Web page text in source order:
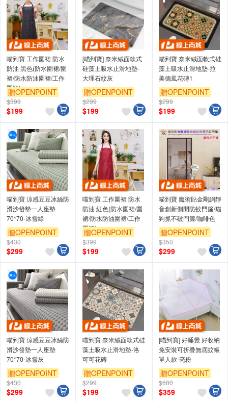
喵到寶 工作圍裙 防水
防油 黑色(防水圍裙/圍
裙/防水防油圍裙/工作
圍裙)
贈OPENPOINT
$399
$199
[喵到寶] 奈米絨面軟式
硅藻土吸水止滑地墊-
大理石紋灰
贈OPENPOINT
$299
$199
喵到寶 奈米絨面軟式硅
藻土吸水止滑地墊-拉
美德風花磚1
贈OPENPOINT
$299
$199
喵到寶 涼感豆豆冰絲防
滑沙發墊一人座墊
70*70-冰雪綠
贈OPENPOINT
$430
$299
喵到寶 工作圍裙 防水
防油 紅色(防水圍裙/圍
裙/防水防油圍裙/工作
圍裙)
贈OPENPOINT
$399
$199
喵到寶 魔術貼金剛網靜
音創新側開防蚊門簾/貓
狗抓不破門簾/咖啡色
贈OPENPOINT
$350
$299
喵到寶 涼感豆豆冰絲防
滑沙發墊一人座墊
70*70-冰雪灰
贈OPENPOINT
$430
$299
喵到寶 奈米絨面軟式硅
藻土吸水止滑地墊-洛
可可花磚
贈OPENPOINT
$299
$199
[喵到寶] 好睡覺 好收納
免安裝可折疊無底蚊帳
單人款-亮粉
贈OPENPOINT
$680
$359